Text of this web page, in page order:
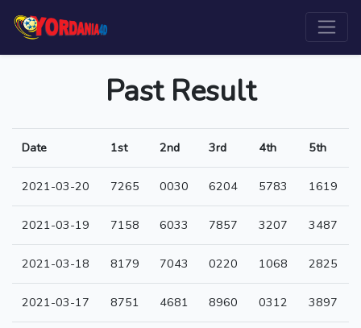
Past Result
Date 1st 2nd 3rd 4th 5th
2021-03-20 7265 0030 6204 5783 1619
2021-03-19 7158 6033 7857 3207 3487
2021-03-18 8179 7043 0220 1068 2825
2021-03-17 8751 4681 8960 0312 3897